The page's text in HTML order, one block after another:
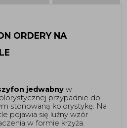
ORDERY NA
jedwabny w
przypadnie do
stonowaną kolorystykę. Na
pojawia się luźny wzór
w formie krzyża.